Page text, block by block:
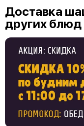
Доставка
других